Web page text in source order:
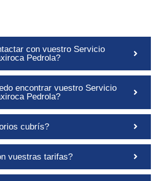
con vuestro Servicio
Pedrola?
encontrar vuestro Servicio
Pedrola?
cubrís?
vuestras tarifas?